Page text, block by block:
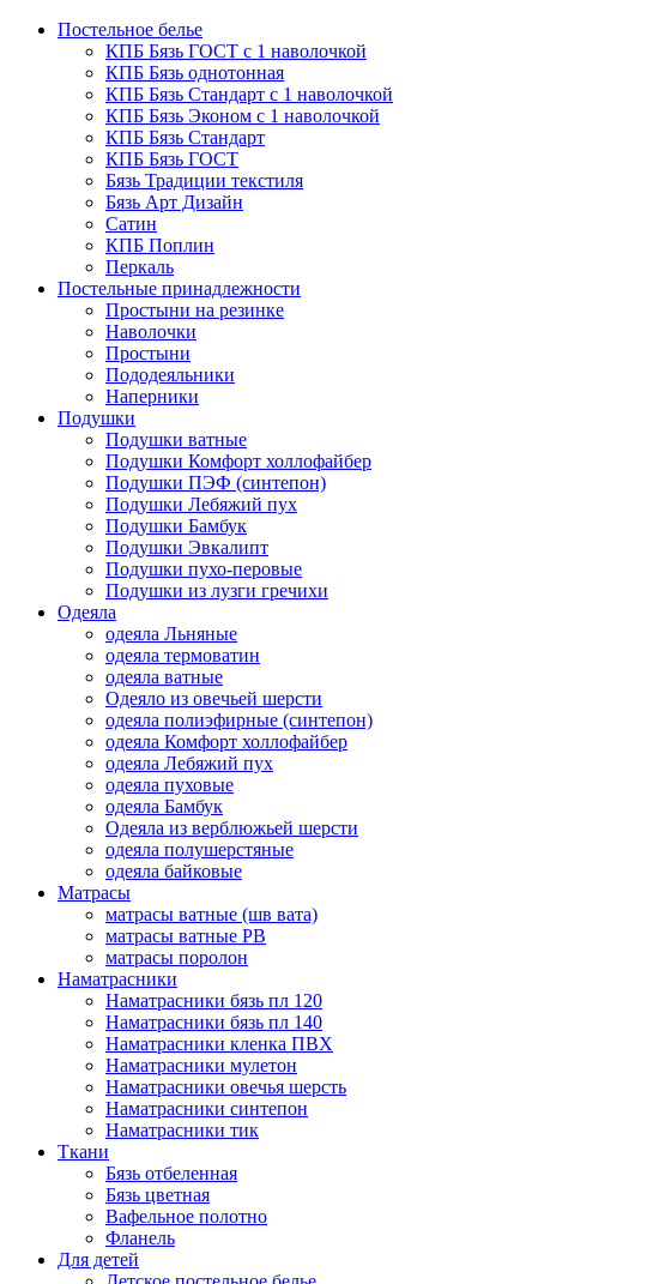
Постельное белье
КПБ Бязь ГОСТ c 1 наволочкой
КПБ Бязь однотонная
КПБ Бязь Стандарт c 1 наволочкой
КПБ Бязь Эконом с 1 наволочкой
КПБ Бязь Стандарт
КПБ Бязь ГОСТ
Бязь Традиции текстиля
Бязь Арт Дизайн
Сатин
КПБ Поплин
Перкаль
Постельные принадлежности
Простыни на резинке
Наволочки
Простыни
Пододеяльники
Наперники
Подушки
Подушки ватные
Подушки Комфорт холлофайбер
Подушки ПЭФ (синтепон)
Подушки Лебяжий пух
Подушки Бамбук
Подушки Эвкалипт
Подушки пухо-перовые
Подушки из лузги гречихи
Одеяла
одеяла Льняные
одеяла термоватин
одеяла ватные
Одеяло из овечьей шерсти
одеяла полиэфирные (синтепон)
одеяла Комфорт холлофайбер
одеяла Лебяжий пух
одеяла пуховые
одеяла Бамбук
Одеяла из верблюжьей шерсти
одеяла полушерстяные
одеяла байковые
Матрасы
матрасы ватные (шв вата)
матрасы ватные РВ
матрасы поролон
Наматрасники
Наматрасники бязь пл 120
Наматрасники бязь пл 140
Наматрасники кленка ПВХ
Наматрасники мулетон
Наматрасники овечья шерсть
Наматрасники синтепон
Наматрасники тик
Ткани
Бязь отбеленная
Бязь цветная
Вафельное полотно
Фланель
Для детей